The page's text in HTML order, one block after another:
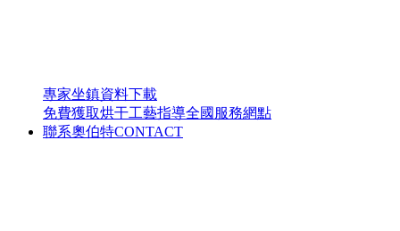
專家坐鎮資料下載
免費獲取烘干工藝指導全國服務網點
聯系奧伯特CONTACT